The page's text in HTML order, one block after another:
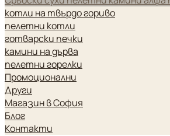
котли на твърдо гориво
пелетни котли
готварски печки
камини на дърва
пелетни горелки
Промоционални
Други
Магазин в София
Блог
Контакти